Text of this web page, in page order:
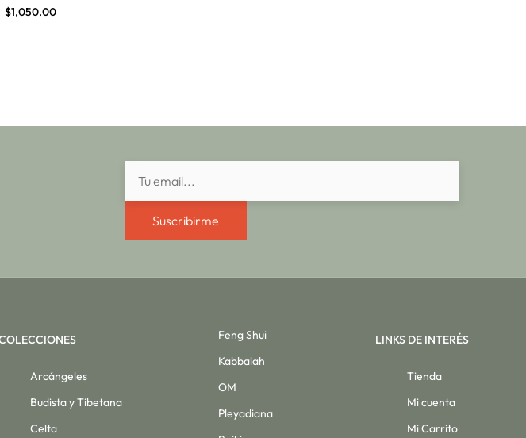
$1,050.00
Suscribirme
Arcángeles
Budista y Tibetana
Celta
Feng Shui
Kabbalah
OM
Pleyadiana
LINKS DE INTERÉS
Tienda
Mi cuenta
Mi Carrito